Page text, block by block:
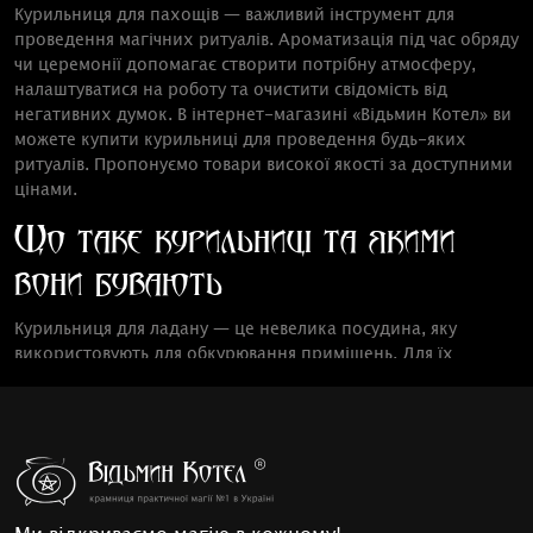
Курильниця для пахощів — важливий інструмент для
проведення магічних ритуалів. Ароматизація під час обряду
чи церемонії допомагає створити потрібну атмосферу,
налаштуватися на роботу та очистити свідомість від
негативних думок. В інтернет-магазині «Відьмин Котел» ви
можете купити курильниці для проведення будь-яких
ритуалів. Пропонуємо товари високої якості за доступними
цінами.
Що таке курильниці та якими
вони бувають
Курильниця для ладану — це невелика посудина, яку
використовують для обкурювання приміщень. Для їх
У такому разі, звісно, можна розглянути курильниці з менш
термостійких матеріалів.